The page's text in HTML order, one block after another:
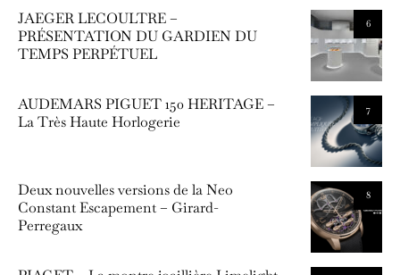
6
JAEGER LECOULTRE –
PRÉSENTATION DU GARDIEN DU
TEMPS PERPÉTUEL
7
AUDEMARS PIGUET 150 HERITAGE –
La Très Haute Horlogerie
8
Deux nouvelles versions de la Neo
Constant Escapement – Girard-
Perregaux